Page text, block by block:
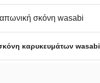
σκόνη wasabi
καρυκευμάτων wasabi